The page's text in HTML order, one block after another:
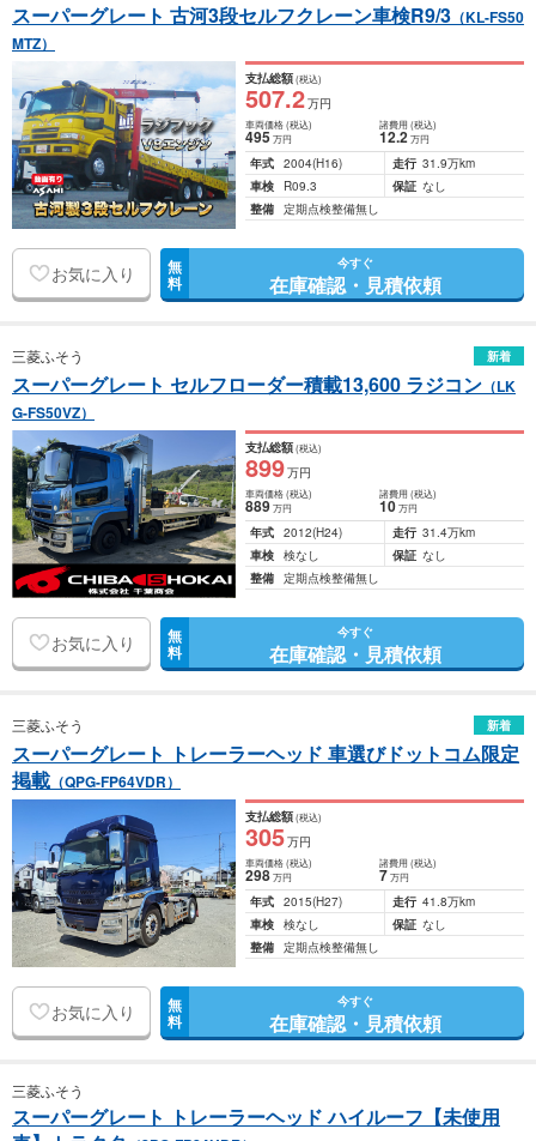
スーパーグレート 古河3段セルフクレーン車検R9/3 （KL-FS50
MTZ）
支払総額(税込)
507.2万円
車両価格(税込)
495万円
諸費用 (税込)
12.2 万円
年式 2004(H16) 走行 31.9万km
車検
R09.3 保証 なし
整備 定期点検整備無し
お気に入り 無
料
今すぐ
在庫確認・見積依頼
三菱ふそう 新着
スーパーグレート セルフローダー積載13,600 ラジコン （LK
G-FS50VZ）
支払総額(税込)
899万円
車両価格(税込)
889万円
諸費用 (税込)
10 万円
年式 2012(H24) 走行 31.4万km
車検 検なし 保証 なし
整備 定期点検整備無し
お気に入り 無
料
今すぐ
在庫確認・見積依頼
三菱ふそう 新着
スーパーグレート トレーラーヘッド 車選びドットコム限定
掲載 （QPG-FP64VDR）
支払総額(税込)
305万円
車両価格(税込)
298万円
諸費用 (税込)
7 万円
年式 2015(H27) 走行 41.8万km
車検 検なし 保証 なし
整備 定期点検整備無し
お気に入り 無
料
今すぐ
在庫確認・見積依頼
三菱ふそう
スーパーグレート トレーラーヘッド ハイルーフ【未使用